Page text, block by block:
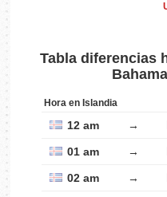
Tabla diferencias
Hora en Islandia
12 am →
01 am →
02 am →